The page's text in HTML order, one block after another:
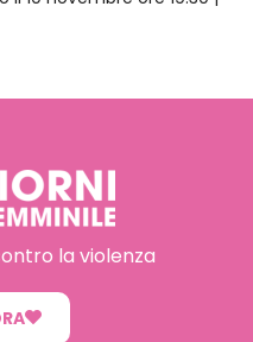
la violenza